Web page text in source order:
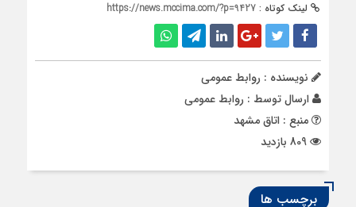
لینک کوتاه : https://news.mccima.com/?p=9427
نویسنده : روابط عمومی
ارسال توسط : روابط عمومی
منبع : اتاق مشهد
برچسب ها